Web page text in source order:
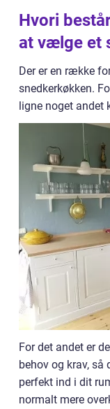
Hvori
at vælge et
Der er en række
snedkerkøkken.
ligne noget andet
For det andet er
behov og krav,
perfekt ind i dit
normalt mere